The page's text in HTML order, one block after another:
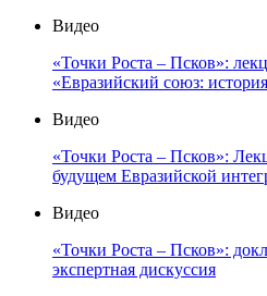
Видео
«Точки Роста – Псков»:
«Евразийский союз:
Видео
«Точки Роста – Псков»:
будущем Евразийской
Видео
«Точки Роста – Псков»:
экспертная дискуссия